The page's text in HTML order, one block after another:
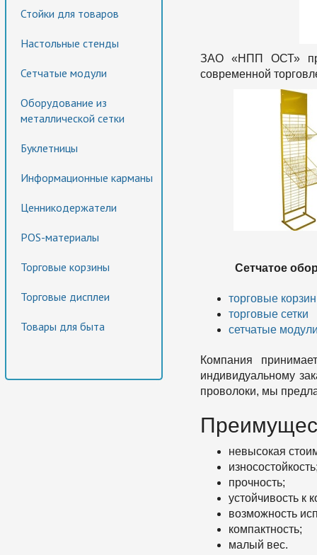
Стойки для товаров
Настольные стенды
Сетчатые модули
Оборудование из
металлической сетки
Буклетницы
Информационные карманы
Ценникодержатели
POS-материалы
Торговые корзины
Торговые дисплеи
Товары для быта
ЗАО «НПП ОСТ»
современной
Сетчатое
торговые
торговые сетки
сетчатые
Компания
индивидуальному
проволоки, мы
невысокая
прочность;
устойчивость к
возможность
компактность;
малый вес.